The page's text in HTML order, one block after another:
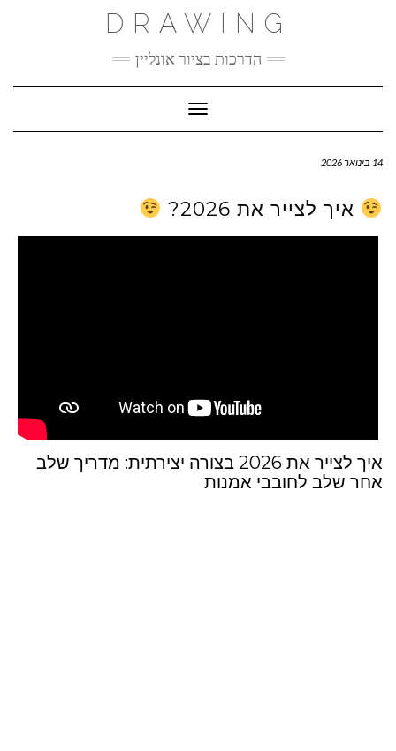
DRAWING
הדרכות בציור אונליין
Toggle Navigation
14 בינואר 2026
איך לצייר את 2026?
איך לצייר את 2026 בצורה יצירתית: מדריך שלב
אחר שלב לחובבי אמנות